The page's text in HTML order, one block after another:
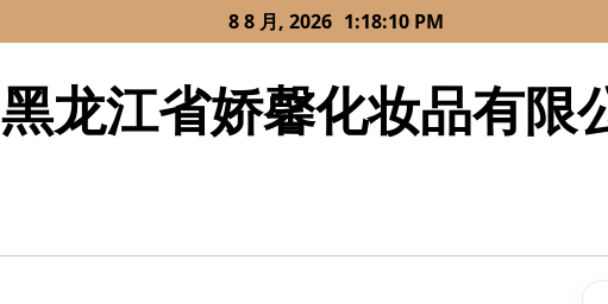
8 8 月, 2026 1:18:10 PM
黑龙江省娇馨化妆品有限